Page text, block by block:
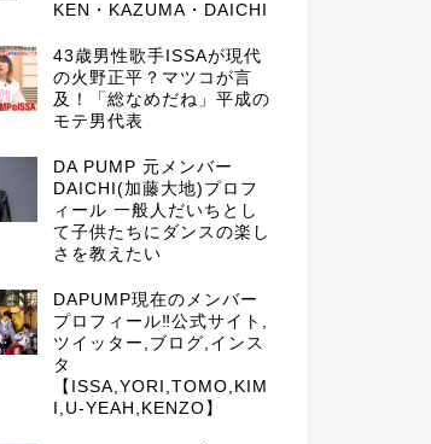
KEN・KAZUMA・DAICHI
43歳男性歌手ISSAが現代
の火野正平？マツコが言
及！「総なめだね」平成の
モテ男代表
DA PUMP 元メンバー
DAICHI(加藤大地)プロフ
ィール 一般人だいちとし
て子供たちにダンスの楽し
さを教えたい
DAPUMP現在のメンバー
プロフィール‼公式サイト,
ツイッター,ブログ,インス
タ
【ISSA,YORI,TOMO,KIM
I,U-YEAH,KENZO】